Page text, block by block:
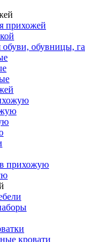
прихожей
обувницы,
прихожую
кровати